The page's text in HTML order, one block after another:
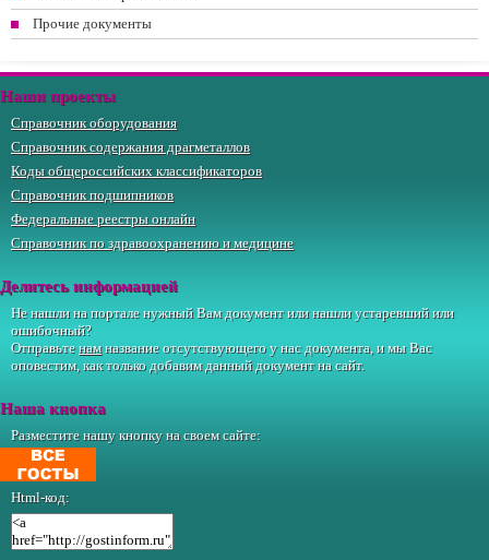
Прочие документы
Наши проекты
Справочник оборудования
Справочник содержания драгметаллов
Коды общероссийских классификаторов
Справочник подшипников
Федеральные реестры онлайн
Справочник по здравоохранению и медицине
Делитесь информацией
Не нашли на портале нужный Вам документ или нашли устаревший или
ошибочный?
Отправьтенамназвание отсутствующего у нас документа, и мы Вас
оповестим, как только добавим данный документ на сайт.
Наша кнопка
Разместите нашу кнопку на своем сайте:
Html-код: